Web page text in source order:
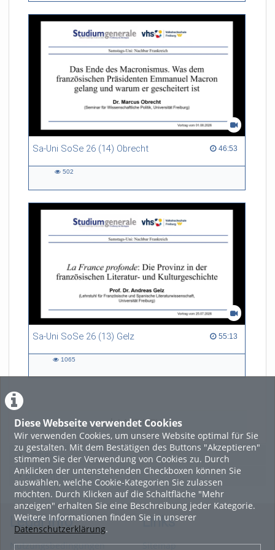
Diese Webseite verwendet Cookies
Wir verwenden Cookies, um unsere Website optimal für Sie
zu gestalten. Mit dem Bestätigen des Buttons "Akzeptieren"
stimmen Sie der Verwendung von Cookies zu. Durch
Anklicken der untenstehenden Checkboxen können Sie
auswählen, welche Cookie-Kategorien Sie zulassen
möchten. Durch Klicken auf die Schaltfläche "Mehr
anzeigen" erhalten Sie eine Beschreibung jeder Kategorie.
Weitere Informationen finden Sie in unserer
Datenschutzerklärung.
Sa-Uni SoSe 26 (14) Obrecht 46:53
46:53 duration
502
Sa-Uni SoSe 26 (13) Gelz 55:13
55:13 duration
1065
LADE MEHR
Featured
Beliebtheit
Legal Info
Nutzungsbedingungen
Links
Sitemap